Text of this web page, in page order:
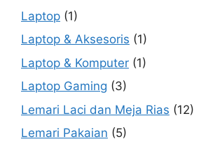
Laptop (1)
Laptop & Aksesoris (1)
Laptop & Komputer (1)
Laptop Gaming (3)
Lemari Laci dan Meja Rias (12)
Lemari Pakaian (5)